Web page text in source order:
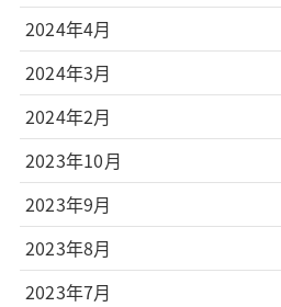
2024年4月
2024年3月
2024年2月
2023年10月
2023年9月
2023年8月
2023年7月